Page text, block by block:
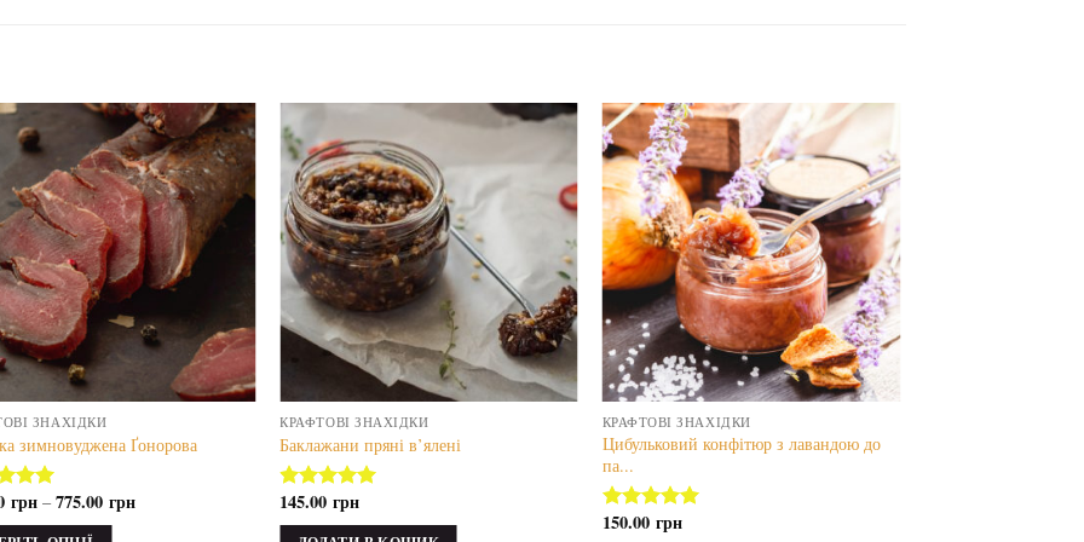
ЗНАХІДКИ
зимновуджена Ґонорова
в
5
грн –775.00грн
КРАФТОВІ ЗНАХІДКИ
Баклажани пряні в’ялені
Оцінено в
5.00з 5
145.00грн
КРАФТОВІ ЗНАХІДКИ
Цибульковий конфітюр з лавандою до
па...
Оцінено в
150.00 грн